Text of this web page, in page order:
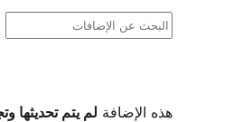
لم يتم تحديثها وتجربتها لأكثر